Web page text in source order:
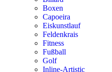
Boxen
Capoeira
Eiskunstlauf
Feldenkrais
Fitness
Fußball
Golf
Inline-Artistic